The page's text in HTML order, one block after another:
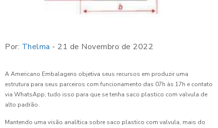
Por: Thelma - 21 de Novembro de 2022
A Americano Embalagens objetiva seus recursos em produzir uma
estrutura para seus parceiros com funcionamento das 07h às 17h e contato
via WhatsApp, tudo isso para que se tenha saco plastico com valvula de
alto padrão.
Mantendo uma visão analítica sobre saco plastico com valvula, mais do